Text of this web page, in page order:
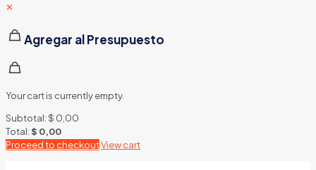
✕
Agregar al Presupuesto
Your cart is currently empty.
Subtotal:$ 0,00
Total:$ 0,00
Proceed to checkoutView cart